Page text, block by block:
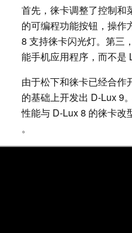
首先，徕卡调整了控制和
的可编程功能按钮，操作
8 支持徕卡闪光灯。第三
能手机应用程序，而不是
由于松下和徕卡已经合作
的基础上开发出 D-Lux 9
性能与 D-Lux 8 的徕卡改
。